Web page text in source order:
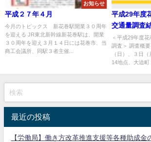
お知らせ
平成２７年４月
今月のトピックス 新花巻駅開業３０周年
を迎える JR東北新幹線新花巻駅は、開業
３０周年を迎え３月１４日には花巻市、当
商工会議所、同駅３者主催...
平成29年度
交通量調査
＜平成29年度
調査＞ 調査概
（日）、３日
14地点、大迫町
最近の投稿
【労働局】働き方改革推進支援等各種助成金